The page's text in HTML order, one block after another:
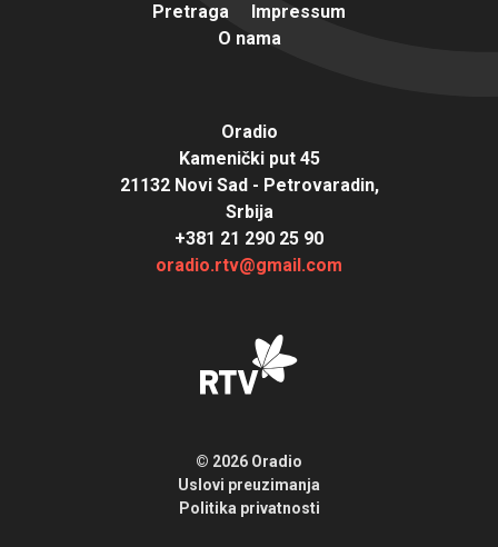
Pretraga
Impressum
O nama
Oradio
Kamenički put 45
21132 Novi Sad - Petrovaradin,
Srbija
+381 21 290 25 90
oradio.rtv@gmail.com
© 2026 Oradio
Uslovi preuzimanja
Politika privatnosti